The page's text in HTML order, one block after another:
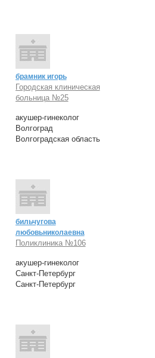
брамник игорь
Городская клиническая
больница №25
акушер-гинеколог
Волгоград
Волгоградская область
бильчугова
любовьниколаевна
Поликлиника №106
акушер-гинеколог
Санкт-Петербург
Санкт-Петербург